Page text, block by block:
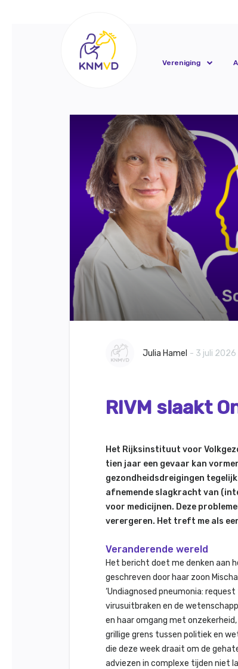
Vereniging
Julia Hamel - 3 juli 2026
RIVM slaakt
Het Rijksinstituut voor
tien jaar een gevaar kan
gezondheidsdreigingen
afnemende slagkracht van
voor medicijnen. Deze
verergeren. Het treft me als
Veranderende wereld
Het bericht doet me denken aan
geschreven door haar zoon
‘Undiagnosed pneumonia:
virusuitbraken en de
en haar omgang met
grillige grens tussen politiek en
die deze week draait om de
adviezen in complexe tijden niet